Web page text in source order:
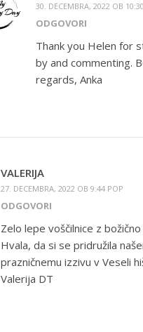
30. DECEMBRA, 2022 OB
ODGOVORI
Thank you Helen for
by and commenting.
regards, Anka
VALERIJA
27. DECEMBRA, 2022 OB 9:44 POP
ODGOVORI
Zelo lepe voščilnice z
Hvala, da si se pridružila
prazničnemu izzivu v Veseli
Valerija DT